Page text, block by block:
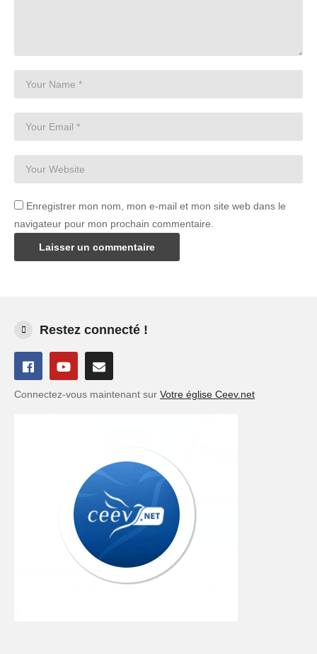
Enregistrer mon nom, mon e-mail et mon site web dans le
navigateur pour mon prochain commentaire.
Restez connecté !
Connectez-vous maintenant sur Votre église Ceev.net